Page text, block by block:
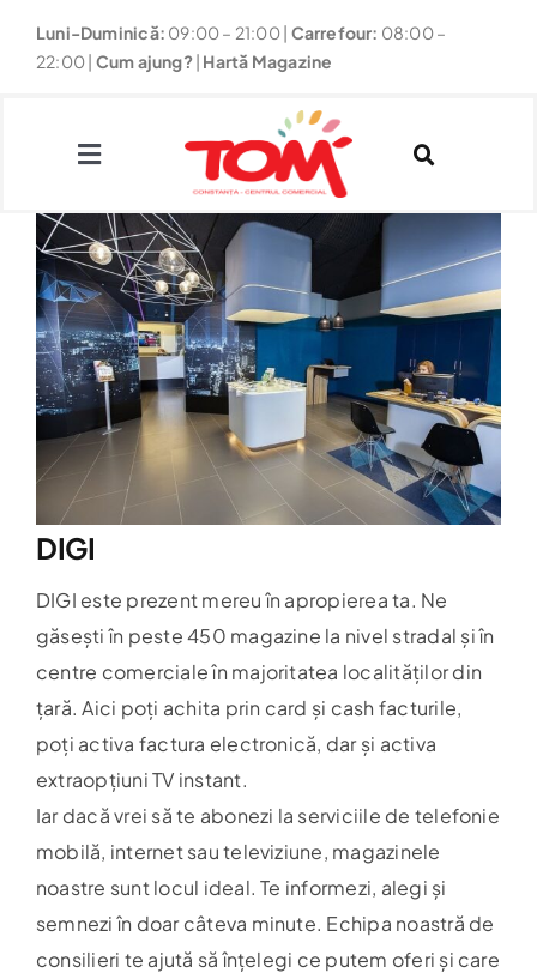
Luni-Duminică: 09:00 – 21:00| Carrefour: 08:00 –
22:00 | Cum ajung?| Hartă Magazine
Toggle
Navigation
Magazine
Restaurante
Fun
Noutăți & Promoții
Evenimente
Hartă
DIGI
DIGI este prezent mereu în apropierea ta. Ne
găsești în peste 450 magazine la nivel stradal și în
centre comerciale în majoritatea localităților din
țară. Aici poți achita prin card și cash facturile,
poți activa factura electronică, dar și activa
extraopțiuni TV instant.
Iar dacă vrei să te abonezi la serviciile de telefonie
mobilă, internet sau televiziune, magazinele
noastre sunt locul ideal. Te informezi, alegi și
semnezi în doar câteva minute. Echipa noastră de
consilieri te ajută să înțelegi ce putem oferi și care